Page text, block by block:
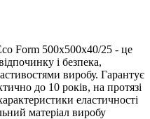
Form 500х500х40/25 - це
і безпека,
виробу. Гарантує
до 10 років, на протязі
еластичності
матеріал виробу